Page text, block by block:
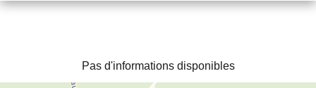
Pas d'informations disponibles